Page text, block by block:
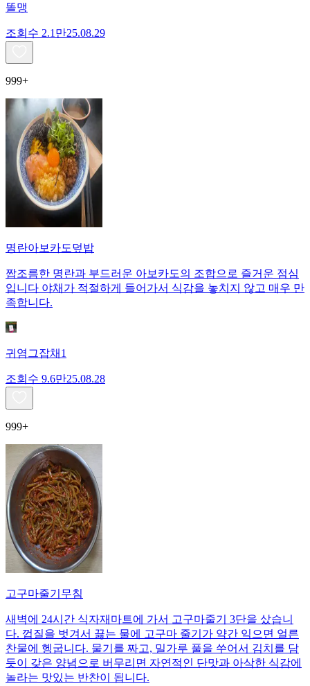
똘맹
조회수 2.1만25.08.29
999+
명란아보카도덮밥
짭조름한 명란과 부드러운 아보카도의 조합으로 즐거운 점심
입니다 야채가 적절하게 들어가서 식감을 놓치지 않고 매우 만
족합니다.
귀염그잡채1
조회수 9.6만25.08.28
999+
고구마줄기무침
새벽에 24시간 식자재마트에 가서 고구마줄기 3단을 샀습니
다. 껍질을 벗겨서 끓는 물에 고구마 줄기가 약간 익으면 얼른
찬물에 헹굽니다. 물기를 짜고, 밀가루 풀을 쑤어서 김치를 담
듯이 갖은 양념으로 버무리면 자연적인 단맛과 아삭한 식감에
놀라는 맛있는 반찬이 됩니다.